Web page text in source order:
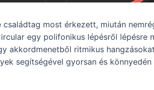
most érkezett, miután
egy polifonikus lépésről lépésre
akkordmenetből ritmikus
segítségével gyorsan és